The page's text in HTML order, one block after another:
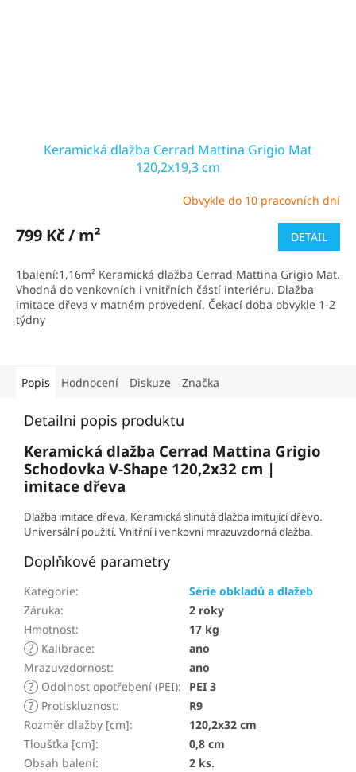
Keramická dlažba Cerrad Mattina Grigio Mat
120,2x19,3 cm
produktu
z
5
hvězdiček.
Obvykle do 10 pracovních dní
799 Kč / m² DETAIL
1balení:1,16m² Keramická dlažba Cerrad Mattina Grigio Mat.
Vhodná do venkovních i vnitřních částí interiéru. Dlažba
imitace dřeva v matném provedení. Čekací doba obvykle 1-2
týdny
Popis Hodnocení Diskuze Značka
Detailní popis produktu
Keramická dlažba Cerrad Mattina Grigio
Schodovka V-Shape 120,2x32 cm |
imitace dřeva
Dlažba imitace dřeva. Keramická slinutá dlažba imitující dřevo.
Universální použití. Vnitřní i venkovní mrazuvzdorná dlažba.
Doplňkové parametry
Kategorie:
Série obkladů a dlažeb
Záruka:
2 roky
Hmotnost:
17 kg
? Kalibrace:
ano
Mrazuvzdornost:
ano
? Odolnost opotřebení (PEI):
PEI 3
? Protiskluznost:
R9
Rozměr dlažby [cm]:
120,2x32 cm
Tloušťka [cm]:
0,8 cm
Obsah balení:
2 ks.